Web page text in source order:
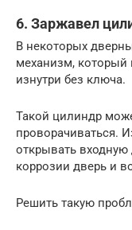
6. Заржавел
В некоторых
механизм, который
изнутри без ключа.
Такой цилиндр
проворачиваться.
открывать входную
коррозии дверь и
Решить такую